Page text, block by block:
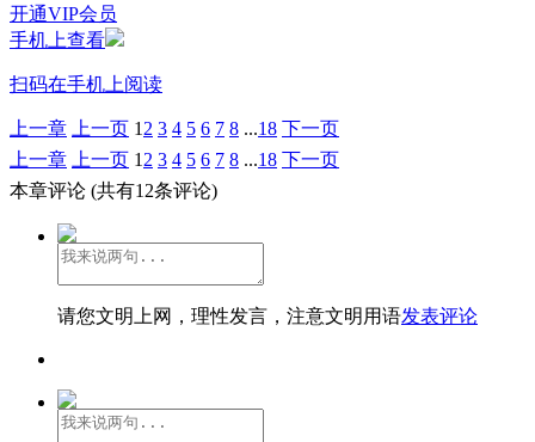
开通VIP会员
手机上查看
扫码在手机上阅读
上一章 上一页 1 2 3 4 5 6 7 8 ...18 下一页
上一章
上一页 1 2 3 4 5 6 7 8 ...18 下一页
本章评论 (共有12条评论)
请您文明上网，理性发言，注意文明用语发表评论